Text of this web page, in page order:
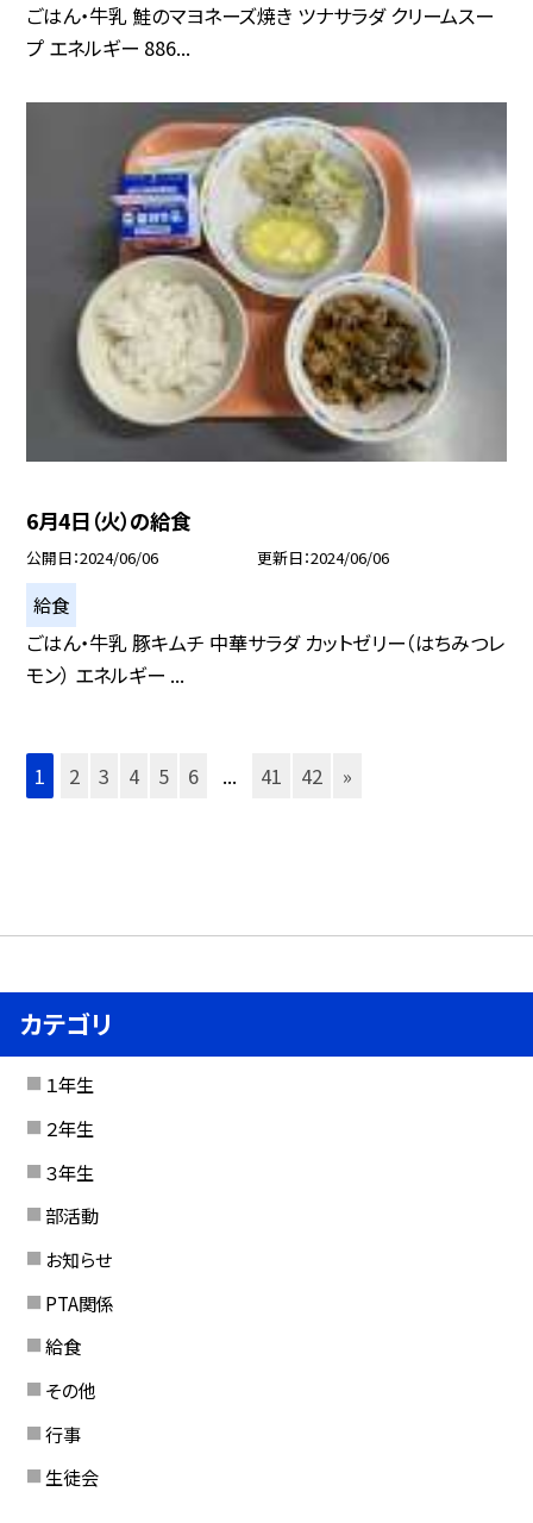
ごはん・牛乳 鮭のマヨネーズ焼き ツナサラダ クリームスー
プ エネルギー 886...
6月4日（火）の給食
公開日 2024/06/06 更新日 2024/06/06
給食
ごはん・牛乳 豚キムチ 中華サラダ カットゼリー（はちみつレ
モン） エネルギー ...
1 2 3 4 5 6 ... 41 42 »
カテゴリ
１年生
２年生
３年生
部活動
お知らせ
PTA関係
給食
その他
行事
生徒会